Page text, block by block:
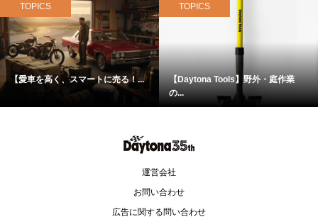
TOPICS
【愛車を高く、スマートに売る！...
TOPICS
【Daytona Tools】野外・庭作業
の...
運営会社
お問い合わせ
広告に関する問い合わせ